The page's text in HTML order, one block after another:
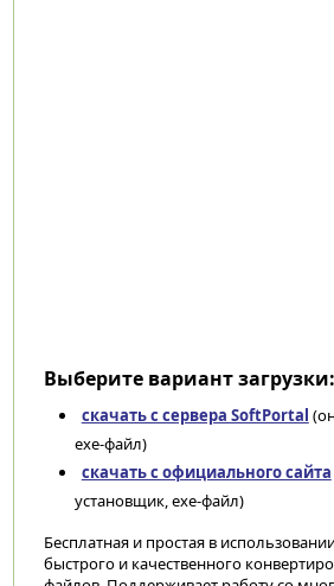
Выберите вариант загрузки:
скачать с сервера SoftPortal
exe-файл)
скачать с официального сайта
установщик, exe-файл)
Бесплатная и простая в
быстрого и качественного